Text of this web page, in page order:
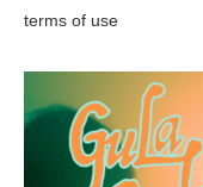
terms of use